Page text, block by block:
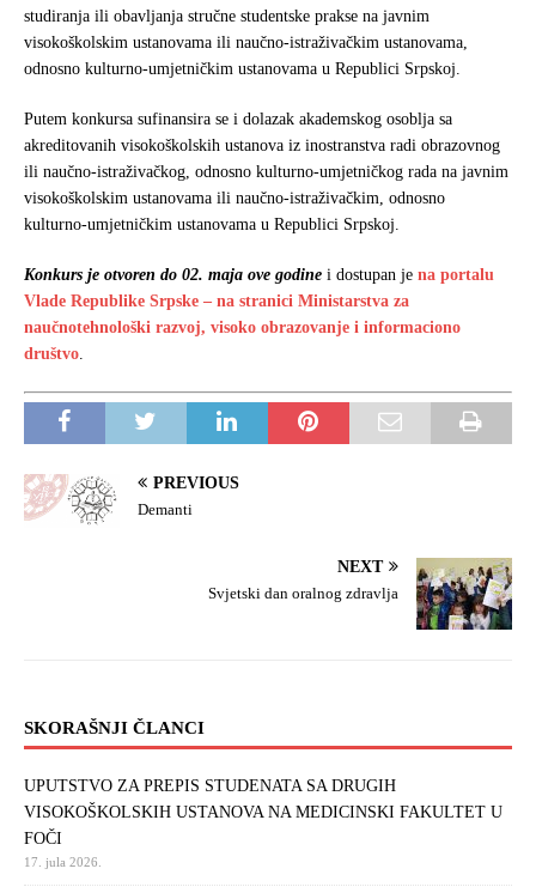
studiranja ili obavljanja stručne studentske prakse na javnim
visokoškolskim ustanovama ili naučno-istraživačkim ustanovama,
odnosno kulturno-umjetničkim ustanovama u Republici Srpskoj.
Putem konkursa sufinansira se i dolazak akademskog osoblja sa
akreditovanih visokoškolskih ustanova iz inostranstva radi obrazovnog
ili naučno-istraživačkog, odnosno kulturno-umjetničkog rada na javnim
visokoškolskim ustanovama ili naučno-istraživačkim, odnosno
kulturno-umjetničkim ustanovama u Republici Srpskoj.
Konkurs je otvoren do 02. maja ove godine i dostupan je na portalu
Vlade Republike Srpske – na stranici Ministarstva za
naučnotehnološki razvoj, visoko obrazovanje i informaciono
društvo
PREVIOUS
Demanti
NEXT
Svjetski dan oralnog zdravlja
SKORAŠNJI ČLANCI
UPUTSTVO ZA PREPIS STUDENATA SA DRUGIH
VISOKOŠKOLSKIH USTANOVA NA MEDICINSKI FAKULTET U
FOČI
17. jula 2026.